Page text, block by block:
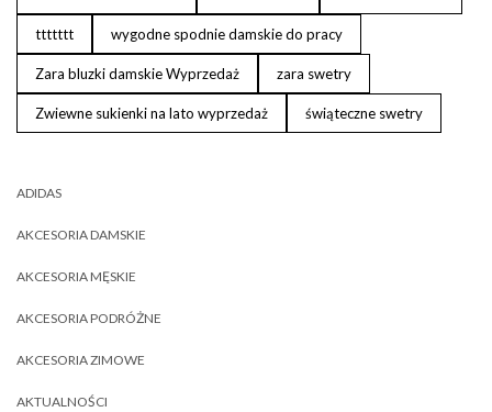
ttttttt wygodne spodnie damskie do pracy
Zara bluzki damskie Wyprzedaż zara swetry
Zwiewne sukienki na lato wyprzedaż świąteczne swetry
ADIDAS
AKCESORIA DAMSKIE
AKCESORIA MĘSKIE
AKCESORIA PODRÓŻNE
AKCESORIA ZIMOWE
AKTUALNOŚCI